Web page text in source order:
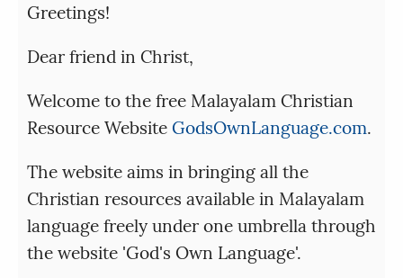
Greetings!
Dear friend in Christ,
Welcome to the free Malayalam Christian
Resource Website GodsOwnLanguage.com.
The website aims in bringing all the
Christian resources available in Malayalam
language freely under one umbrella through
the website 'God's Own Language'.